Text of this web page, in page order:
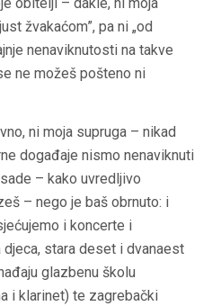
žvakaćom”, pa ni „od
nenaviknutosti na takve
ne možeš pošteno ni
ni moja supruga – nikad
događaje nismo nenaviknuti
– kako uvredljivo
– nego je baš obrnuto: i
i koncerte i
stara deset i dvanaest
glazbenu školu
i klarinet) te zagrebački